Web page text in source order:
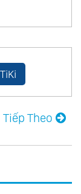
TiKi
Tiếp Theo